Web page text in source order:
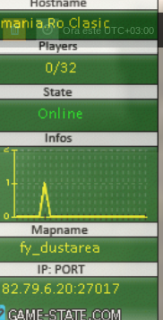
Ora este UTC+03:00